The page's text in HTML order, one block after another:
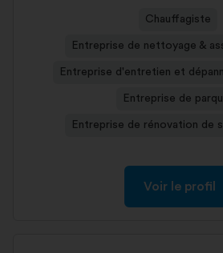
Chauffagiste
Entreprise de nettoyage &
Entreprise d'entretien et
Entreprise de
Entreprise de rénovation de
Voir le profil